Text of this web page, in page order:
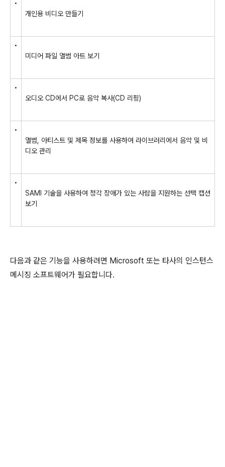
•
개인용 비디오 만들기
•
미디어 파일 앨범 아트 보기
•
오디오 CD에서 PC로 음악 복사(CD 리핑)
•
앨범, 아티스트 및 제목 정보를 사용하여 라이브러리에서 음악 및 비
디오 관리
•
SAMI 기술을 사용하여 청각 장애가 있는 사람을 지원하는 선택 캡션
보기
다음과 같은 기능을 사용하려면 Microsoft 또는 타사의 인스턴스
메시징 소프트웨어가 필요합니다.